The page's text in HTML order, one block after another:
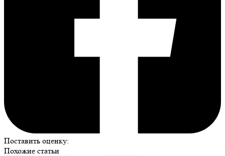
Поставить оценку:
Похожие статьи